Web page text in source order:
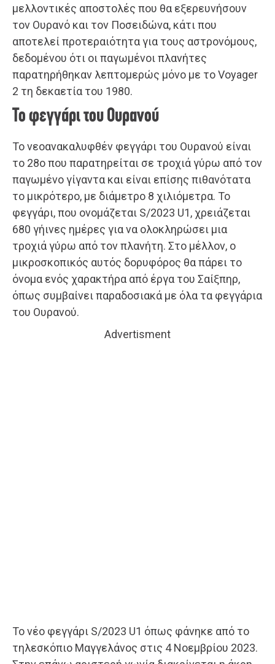
μελλοντικές αποστολές που θα εξερευνήσουν
τον Ουρανό και τον Ποσειδώνα, κάτι που
αποτελεί προτεραιότητα για τους αστρονόμους,
δεδομένου ότι οι παγωμένοι πλανήτες
παρατηρήθηκαν λεπτομερώς μόνο με το Voyager
2 τη δεκαετία του 1980.
Το φεγγάρι του Ουρανού
Το νεοανακαλυφθέν φεγγάρι του Ουρανού είναι
το 28ο που παρατηρείται σε τροχιά γύρω από τον
παγωμένο γίγαντα και είναι επίσης πιθανότατα
το μικρότερο, με διάμετρο 8 χιλιόμετρα. Το
φεγγάρι, που ονομάζεται S/2023 U1, χρειάζεται
680 γήινες ημέρες για να ολοκληρώσει μια
τροχιά γύρω από τον πλανήτη. Στο μέλλον, ο
μικροσκοπικός αυτός δορυφόρος θα πάρει το
όνομα ενός χαρακτήρα από έργα του Σαίξπηρ,
όπως συμβαίνει παραδοσιακά με όλα τα φεγγάρια
του Ουρανού.
Advertisment
Το νέο φεγγάρι S/2023 U1 όπως φάνηκε από το
τηλεσκόπιο Μαγγελάνος στις 4 Νοεμβρίου 2023.